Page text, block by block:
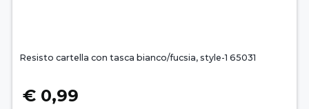
Resisto cartella con tasca bianco/fucsia, style-1 65031
€ 0,99